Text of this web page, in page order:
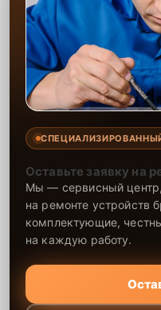
Оставьте заявку на
Мы — сервисный
на ремонте устройств
комплектующие,
на каждую работу.